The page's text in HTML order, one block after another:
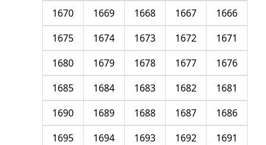
1666
1667
1668
1669
1670
1671
1672
1673
1674
1675
1676
1677
1678
1679
1680
1681
1682
1683
1684
1685
1686
1687
1688
1689
1690
1691
1692
1693
1694
1695